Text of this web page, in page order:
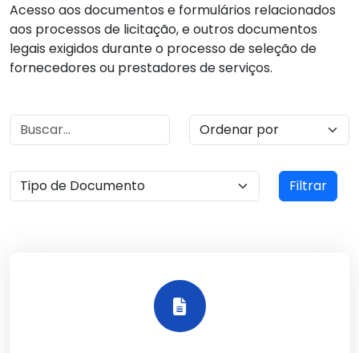
Acesso aos documentos e formulários relacionados
aos processos de licitação, e outros documentos
legais exigidos durante o processo de seleção de
fornecedores ou prestadores de serviços.
Filtrar